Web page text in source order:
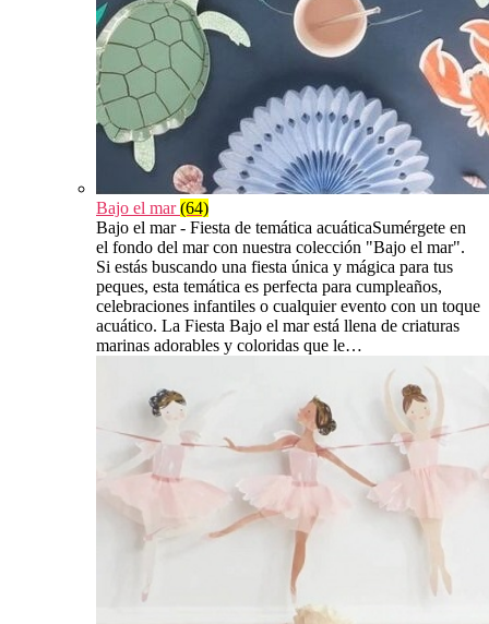
Bajo el mar(64)
Bajo el mar - Fiesta de temática acuáticaSumérgete en
el fondo del mar con nuestra colección "Bajo el mar".
Si estás buscando una fiesta única y mágica para tus
peques, esta temática es perfecta para cumpleaños,
celebraciones infantiles o cualquier evento con un toque
acuático. La Fiesta Bajo el mar está llena de criaturas
marinas adorables y coloridas que le…